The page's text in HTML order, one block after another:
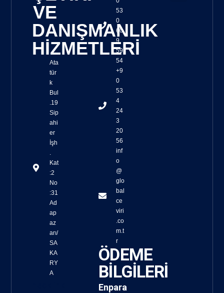
VE
DANIŞMANLIK
HİZMETLERİ
Ata
tür
k
Bul
.19
Sip
ahi
er
İşh
.
Kat
:2
No
:31
Ad
ap
az
arı/
SA
KA
RY
A
53
0
60
9
59
54
+9
0
53
4
24
3
20
56
inf
o
@
glo
bal
ce
viri
.co
m.t
r
ÖDEME
BİLGİLERİ
Enpara